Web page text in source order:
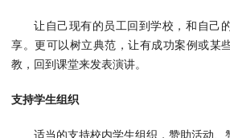
让自己现有的员工回到学校，和自己
享。更可以树立典范，让有成功案例或某
教，回到课堂来发表演讲。
支持学生组织
适当的支持校内学生组织，赞助活动